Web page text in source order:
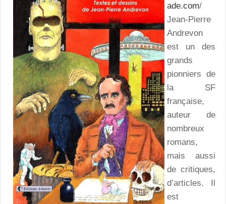
ade.com/
Jean-Pierre
Andrevon
est un des
grands
pionniers de
la SF
française,
auteur de
nombreux
romans,
mais aussi
de critiques,
d’articles. Il
est